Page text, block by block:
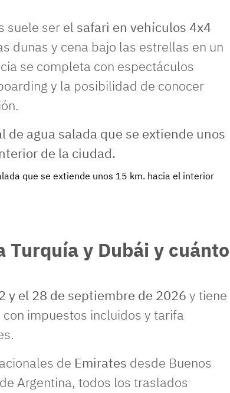
suele ser el safari en vehículos 4x4
dunas y cena bajo las estrellas en un
se completa con espectáculos
y la posibilidad de conocer
que se extiende unos 15 km. hacia el interior
Turquía y Dubái y cuánto
y el 28 de septiembre de 2026 y tiene
con impuestos incluidos y tarifa
de Emirates desde Buenos
Argentina, todos los traslados